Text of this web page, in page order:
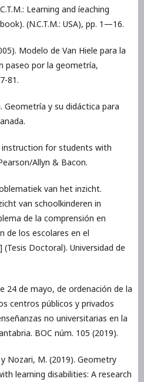
Learning and íeaching
(N.C.T.M.: USA), pp. 1—16.
Modelo de Van Hiele para la
paseo por la geometría,
81.
Geometría y su didáctica para
instruction for students with
Allyn & Bacon.
van het inzicht.
van schoolkinderen in
de la comprensión en
de los escolares en el
Doctoral). Universidad de
24 de mayo, de ordenación de la
centros públicos y privados
no universitarias en la
BOC núm. 105 (2019).
Nozari, M. (2019). Geometry
learning disabilities: A research